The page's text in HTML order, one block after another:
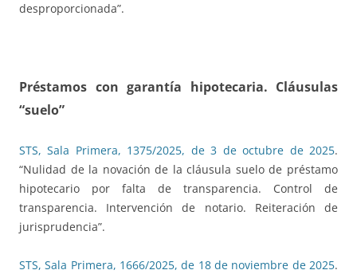
desproporcionada”.
Préstamos con garantía hipotecaria. Cláusulas
“suelo”
STS, Sala Primera, 1375/2025, de 3 de octubre de 2025.
“Nulidad de la novación de la cláusula suelo de préstamo
hipotecario por falta de transparencia. Control de
transparencia. Intervención de notario. Reiteración de
jurisprudencia”.
STS, Sala Primera, 1666/2025, de 18 de noviembre de 2025.